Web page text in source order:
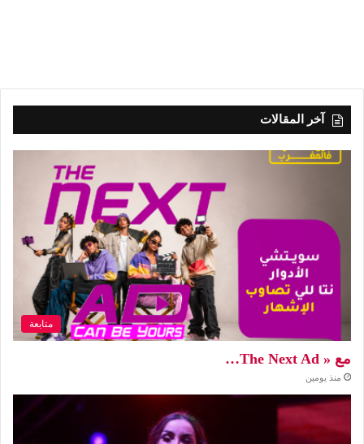
آخر المقالات
متابعة
مع « The Next Ad…
منذ يومين